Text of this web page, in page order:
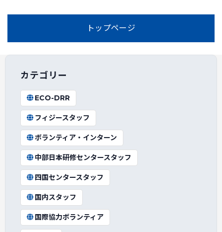
トップページ
カテゴリー
ECO-DRR
フィジースタッフ
ボランティア・インターン
中部日本研修センタースタッフ
四国センタースタッフ
国内スタッフ
国際協力ボランティア